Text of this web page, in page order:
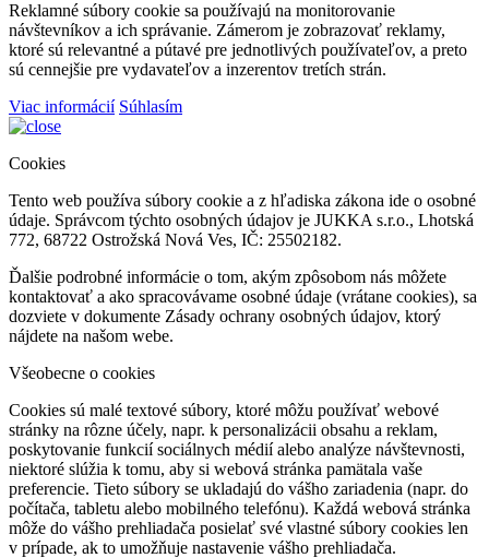
Reklamné súbory cookie sa používajú na monitorovanie
návštevníkov a ich správanie. Zámerom je zobrazovať reklamy,
ktoré sú relevantné a pútavé pre jednotlivých používateľov, a preto
sú cennejšie pre vydavateľov a inzerentov tretích strán.
Viac informácií Súhlasím
Cookies
Tento web používa súbory cookie a z hľadiska zákona ide o osobné
údaje. Správcom týchto osobných údajov je JUKKA s.r.o., Lhotská
772, 68722 Ostrožská Nová Ves, IČ: 25502182.
Ďalšie podrobné informácie o tom, akým zpôsobom nás môžete
kontaktovať a ako spracovávame osobné údaje (vrátane cookies), sa
dozviete v dokumente Zásady ochrany osobných údajov, ktorý
nájdete na našom webe.
Všeobecne o cookies
Cookies sú malé textové súbory, ktoré môžu používať webové
stránky na rôzne účely, napr. k personalizácii obsahu a reklam,
poskytovanie funkcií sociálnych médií alebo analýze návštevnosti,
niektoré slúžia k tomu, aby si webová stránka pamätala vaše
preferencie. Tieto súbory se ukladajú do vášho zariadenia (napr. do
počítača, tabletu alebo mobilného telefónu). Každá webová stránka
môže do vášho prehliadača posielať své vlastné súbory cookies len
v prípade, ak to umožňuje nastavenie vášho prehliadača.